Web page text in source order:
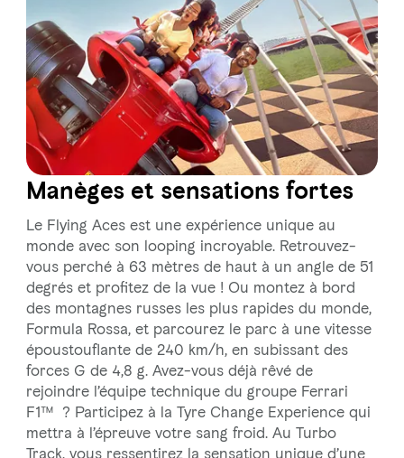
Manèges et sensations fortes
Le Flying Aces est une expérience unique au
monde avec son looping incroyable. Retrouvez-
vous perché à 63 mètres de haut à un angle de 51
degrés et profitez de la vue ! Ou montez à bord
des montagnes russes les plus rapides du monde,
Formula Rossa, et parcourez le parc à une vitesse
époustouflante de 240 km/h, en subissant des
forces G de 4,8 g. Avez-vous déjà rêvé de
rejoindre l’équipe technique du groupe Ferrari
F1™ ? Participez à la Tyre Change Experience qui
mettra à l’épreuve votre sang froid. Au Turbo
Track, vous ressentirez la sensation unique d’une